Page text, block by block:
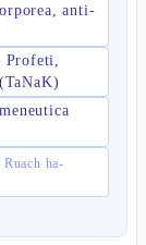
anti-
Profeti,